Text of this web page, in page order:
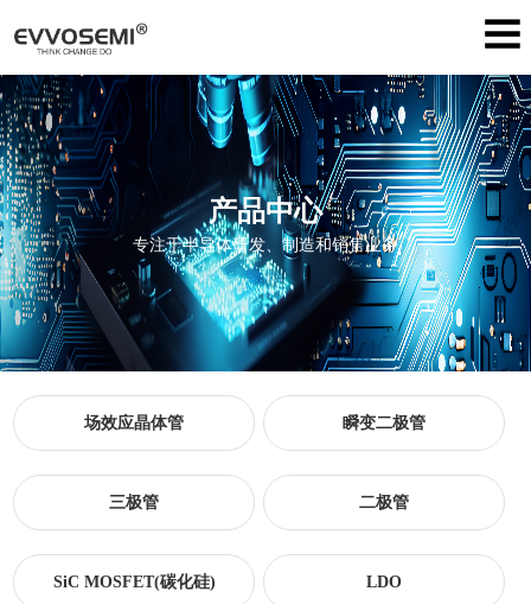
产品中心
专注于半导体研发、制造和销售业务
场效应晶体管 瞬变二极管
三极管 二极管
SiC MOSFET(碳化硅) LDO